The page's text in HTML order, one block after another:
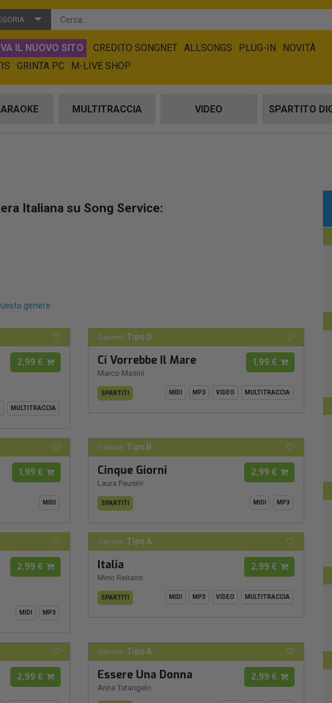
IL NUOVO SITO CREDITO SONGNET ALLSONGS PLUG-IN
NOVITÀ
GRINTA PC M-LIVE SHOP
MULTITRACCIA VIDEO SPARTITO
Italiana su Song Service:
genere.
2,99 €
MULTITRACCIA
Genere: Tipo D
Ci Vorrebbe Il Mare
Marco Masini
1,99 €
SPARTITI MIDI MP3 VIDEO MULTITRACCIA
1,99 €
MIDI
Genere: Tipo B
Cinque Giorni
Laura Pausini
2,99 €
SPARTITI MIDI MP3
2,99 €
MIDI MP3
Genere: Tipo A
Italia
Mino Reitano
2,99 €
SPARTITI MIDI MP3 VIDEO MULTITRACCIA
2,99 €
Genere: Tipo A
Essere Una Donna
Anna Tatangelo
2,99 €